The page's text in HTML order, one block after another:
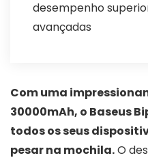
desempenho
avançadas
Com uma
30000mAh, o Baseus
todos os seus
pesar na mochila.O